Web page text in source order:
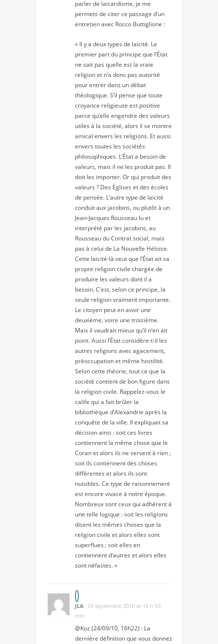
parler de laïcardisme, je me
permets de citer ce passage d’un
entretien avec Rocco Buttiglione :
« Il y a deux types de laïcité. Le
premier part du principe que l’État
ne sait pas quelle est la vraie
religion et n’a donc pas autorité
pour entrer dans un débat
théologique. S’il pense que toute
croyance religieuse est positive
parce qu’elle engendre des valeurs
utiles à la société, alors il se montre
amical envers les religions. Et aussi
envers toutes les sociétés
philosophiques. L’État a besoin de
valeurs, mais il ne les produit pas. Il
doit les importer. Or qui produit des
valeurs ? Des Églises et des écoles
de pensée. L’autre type de laïcité
conduit aux jacobins, ou plutôt à un
Jean-Jacques Rousseau lu et
interprété par les jacobins, au
Rousseau du Contrat social, mais
pas à celui de La Nouvelle Héloïse.
Cette laïcité-là veut que l’État ait sa
propre religion civile chargée de
produire les valeurs dont il a
besoin. C’est, selon ce principe, la
seule religion vraiment importante.
Le citoyen peut en avoir une
deuxième, voire une troisième.
Mais il vaudrait mieux qu’il n’en ait
point. Aussi l’État considère-t-il les
autres religions avec agacement,
préoccupation et même hostilité.
Selon cette théorie, tout ce que la
société contient de bon figure dans
la religion civile. Rappelez-vous le
calife qui a fait brûler la
bibliothèque d’Alexandrie après la
conquête de la ville. Il expliquait sa
décision ainsi : soit ces livres
contiennent la même chose que le
Coran et alors ils ne servent à rien ;
soit ils contiennent des choses
différentes et alors ils sont
nuisibles. Ce type de raisonnement
est encore vivace à notre époque.
Nombreux sont ceux qui adhèrent à
une telle logique : soit les religions
disent les mêmes choses que la
religion civile et alors elles sont
superflues ; soit elles en
contiennent d’autres et alors elles
sont néfastes.»
JLA 24 septembre 2010 at 16 h 53
min
@Koz (24/09/10, 16h22) : La
dernière définition que vous donnez